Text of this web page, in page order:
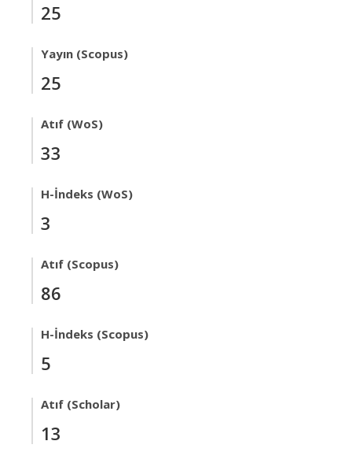
25
Yayın (Scopus)
25
Atıf (WoS)
33
H-İndeks (WoS)
3
Atıf (Scopus)
86
H-İndeks (Scopus)
5
Atıf (Scholar)
13